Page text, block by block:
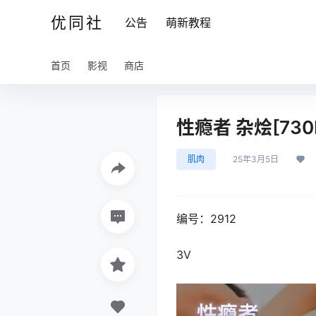
优同社 公告 萌新教程
首页 影视 商店
性瘾者 杂烩
肌肉 25年3月5日
编号：2912
3V